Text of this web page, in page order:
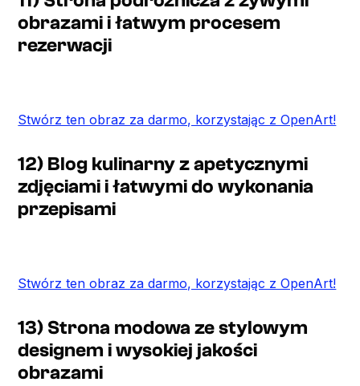
obrazami i łatwym procesem
rezerwacji
Stwórz ten obraz za darmo, korzystając z OpenArt!
12) Blog kulinarny z apetycznymi
zdjęciami i łatwymi do wykonania
przepisami
Stwórz ten obraz za darmo, korzystając z OpenArt!
13) Strona modowa ze stylowym
designem i wysokiej jakości
obrazami